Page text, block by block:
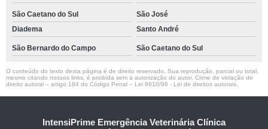
São Caetano do Sul
São José
Diadema
Santo André
São Bernardo do Campo São Caetano do Sul
O conteúdo do texto desta página é de direito reservado. Sua reprodução, parcial ou total,
mesmo citando nossos links, é proibida sem a autorização do autor. Crime de violação de
direito autoral – artigo 184 do Código Penal – Lei 9610/98 - Lei de direitos autorais
IntensiPrime Emergência Veterinária Clínica